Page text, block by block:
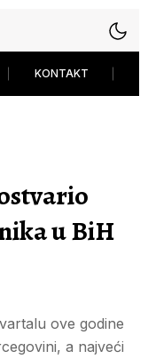
KONTAKT
u BiH
ove godine
a najveći